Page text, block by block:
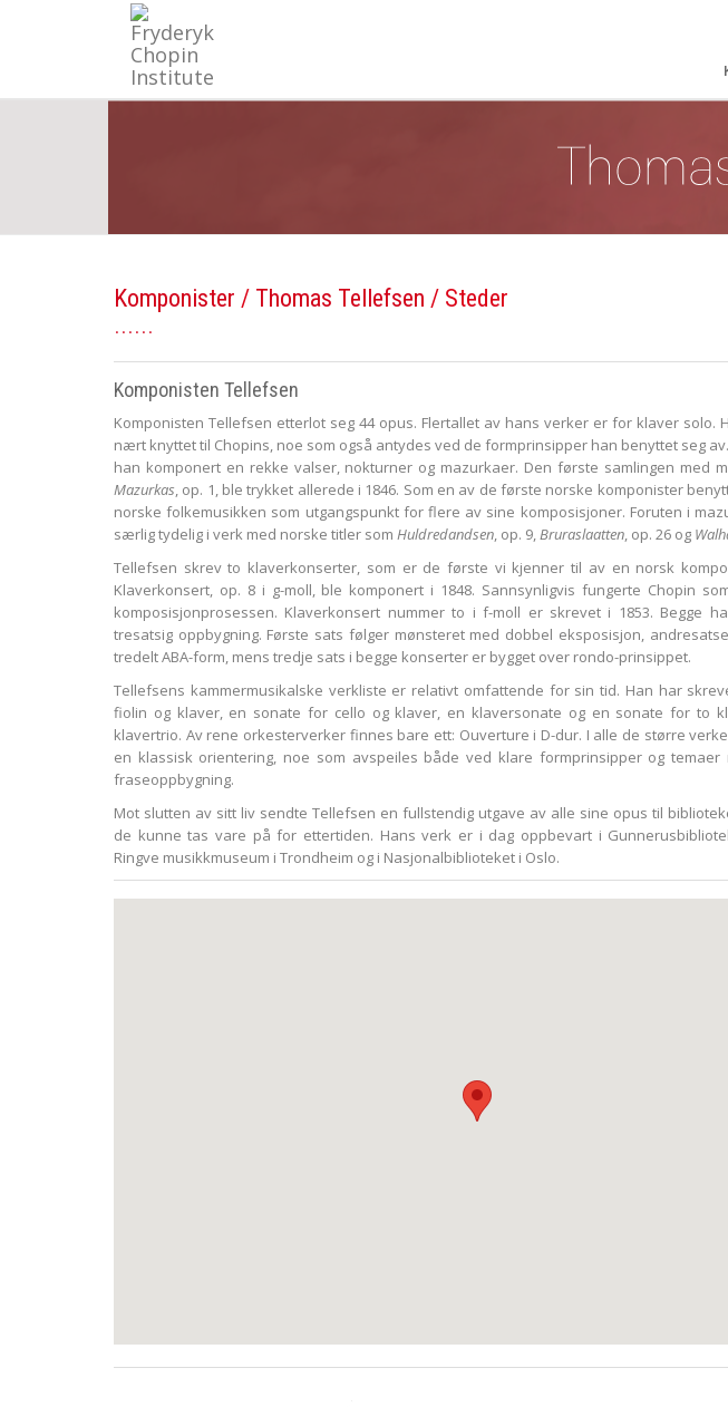
Komponister / Thomas Tellefsen / Steder
Komponisten Tellefsen
Komponisten Tellefsen etterlot seg 44 opus. Flertallet av hans verker er for klaver solo.
nært knyttet til Chopins, noe som også antydes ved de formprinsipper han benyttet seg
han komponert en rekke valser, nokturner og mazurkaer. Den første samlingen med
Mazurkas, op. 1, ble trykket allerede i 1846. Som en av de første norske komponister
norske folkemusikken som utgangspunkt for flere av sine komposisjoner. Foruten i
særlig tydelig i verk med norske titler som Huldredandsen, op. 9,Bruraslaatten, op. 26 og
Tellefsen skrev to klaverkonserter, som er de første vi kjenner til av en norsk
Klaverkonsert, op. 8 i g-moll, ble komponert i 1848. Sannsynligvis fungerte Chopin
komposisjonprosessen. Klaverkonsert nummer to i f-moll er skrevet i 1853. Begge
tresatsig oppbygning. Første sats følger mønsteret med dobbel eksposisjon,
tredelt ABA-form, mens tredje sats i begge konserter er bygget over rondo-prinsippet.
Tellefsens kammermusikalske verkliste er relativt omfattende for sin tid. Han har
fiolin og klaver, en sonate for cello og klaver, en klaversonate og en sonate for to
klavertrio. Av rene orkesterverker finnes bare ett: Ouverture i D-dur. I alle de større
en klassisk orientering, noe som avspeiles både ved klare formprinsipper og temaer
fraseoppbygning.
Mot slutten av sitt liv sendte Tellefsen en fullstendig utgave av alle sine opus til
de kunne tas vare på for ettertiden. Hans verk er i dag oppbevart i
Ringve musikkmuseum i Trondheim og i Nasjonalbiblioteket i Oslo.